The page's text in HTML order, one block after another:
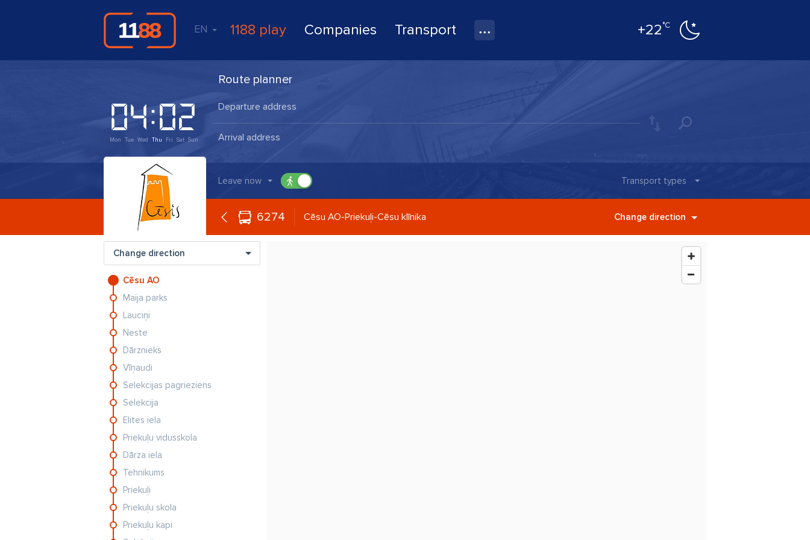
EN 1188 play Companies Transport +22°C
Route planner
Mon Tue Wed Thu Fri Sat Sun
Transport types
Leave now
Change direction
6274 Cēsu AO-Priekuļi-Cēsu klīnika
Change direction
Cēsu AO
Maija parks
Lauciņi
Neste
Dārznieks
Vīņaudi
Selekcijas pagrieziens
Selekcija
Elites iela
Priekuļu vidusskola
Dārza iela
Tehnikums
Priekuļi
Priekuļu skola
Priekuļu kapi